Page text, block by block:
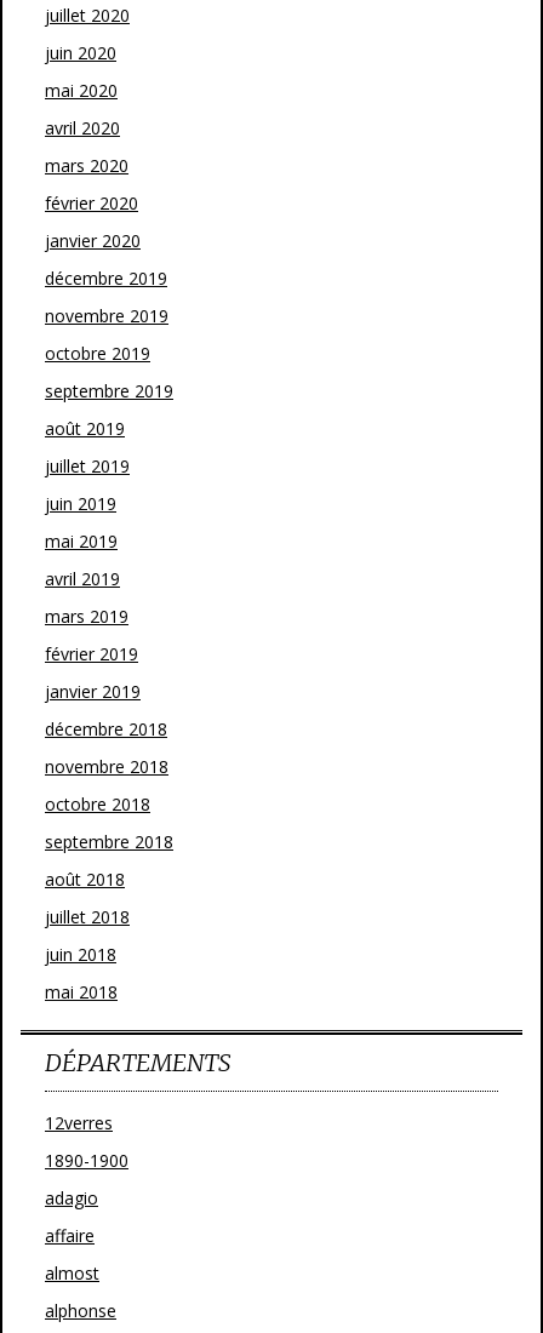
juillet 2020
juin 2020
mai 2020
avril 2020
mars 2020
février 2020
janvier 2020
décembre 2019
novembre 2019
octobre 2019
septembre 2019
août 2019
juillet 2019
juin 2019
mai 2019
avril 2019
mars 2019
février 2019
janvier 2019
décembre 2018
novembre 2018
octobre 2018
septembre 2018
août 2018
juillet 2018
juin 2018
mai 2018
DÉPARTEMENTS
12verres
1890-1900
adagio
affaire
almost
alphonse